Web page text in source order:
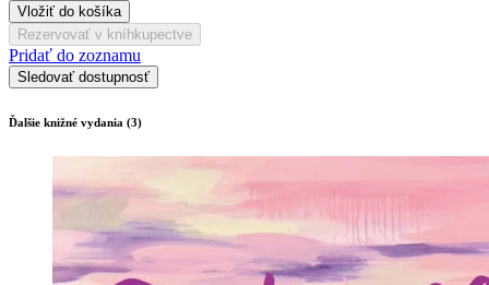
Vložiť do košíka
Rezervovať v kníhkupectve
Pridať do zoznamu
Sledovať dostupnosť
Ďalšie knižné vydania (3)